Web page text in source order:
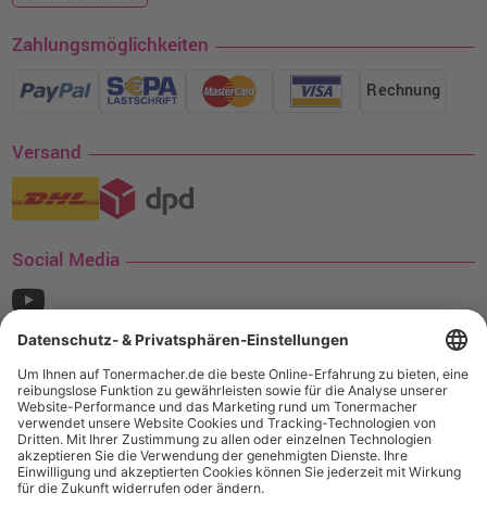
Zahlungsmöglichkeiten
Rechnung
Versand
Social Media
¹ Nur gültig für den Versand innerhalb Deutschlands. Befindet sich ein Warenwert
von mindestens 35€ (inkl. Mwst.) an Ampertec Artikeln in Ihrem Warenkorb, ist der
Versand für Sie kostenfrei.